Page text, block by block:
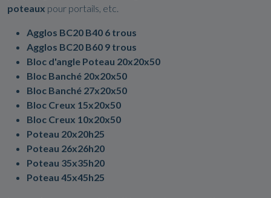
poteaux pour portails, etc.
Agglos BC20 B40 6 trous
Agglos BC20 B60 9 trous
Bloc d'angle Poteau 20x20x50
Bloc Banché 20x20x50
Bloc Banché 27x20x50
Bloc Creux 15x20x50
Bloc Creux 10x20x50
Poteau 20x20h25
Poteau 26x26h20
Poteau 35x35h20
Poteau 45x45h25